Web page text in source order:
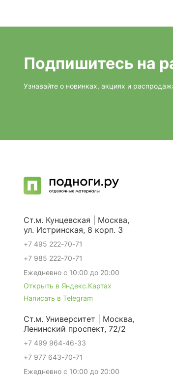
Подпишитесь на
Узнавайте о новинках, акциях и
Ст.м. Кунцевская | Москва,
ул. Истринская, 8 корп. 3
+7 495 222-70-71
+7 985 222-70-71
Ежедневно с 10:00 до 20:00
Открыть в Яндекс.Картах
Написать в Telegram
Ст.м. Университет | Москва,
Ленинский проспект, 72/2
+7 499 964-46-33
+7 977 643-70-71
Ежедневно с 10:00 до 20:00